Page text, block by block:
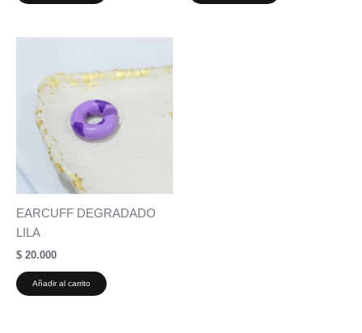
EARCUFF DEGRADADO
LILA
$ 20.000
Añadir al carrito